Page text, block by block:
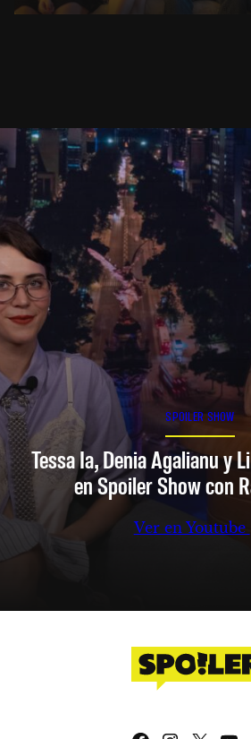
SPOILER SHOW
Tessa Ia, Denia Agalianu y
en Spoiler Show con
Ver en Youtube
Facebook
X